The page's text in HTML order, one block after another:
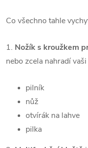
Co všechno tahle
1. Nožík s kroužkem
nebo zcela nahradí
pilník
nůž
otvírák na lahve
pilka